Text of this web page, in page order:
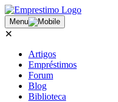
Menu
✕
Artigos
Empréstimos
Forum
Blog
Biblioteca